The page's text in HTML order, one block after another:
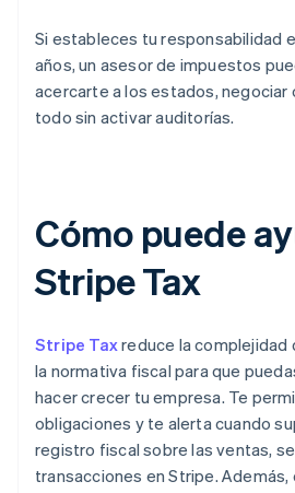
Si estableces tu responsabilidad
años, un asesor de impuestos
acercarte a los estados, negociar
todo sin activar auditorías.
Cómo puede
Stripe Tax
Stripe Taxreduce la complejidad
la normativa fiscal para que
hacer crecer tu empresa. Te
obligaciones y te alerta cuando
registro fiscal sobre las ventas,
transacciones en Stripe. Además,